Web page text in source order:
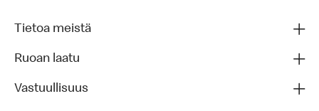
Tietoa meistä
Ruoan laatu
Vastuullisuus